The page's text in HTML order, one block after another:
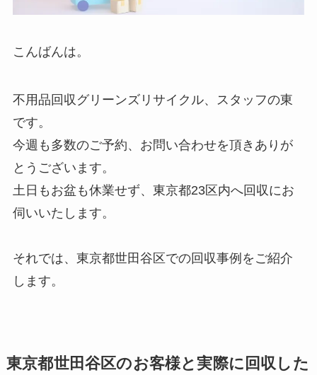
こんばんは。
不用品回収グリーンズリサイクル、スタッフの東
です。
今週も多数のご予約、お問い合わせを頂きありが
とうございます。
土日もお盆も休業せず、東京都23区内へ回収にお
伺いいたします。
それでは、東京都世田谷区での回収事例をご紹介
します。
東京都世田谷区のお客様と実際に回収した